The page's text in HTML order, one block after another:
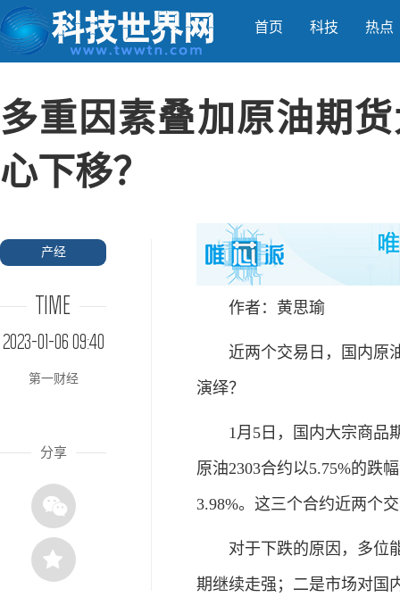
首页 科技 热点
多重因素叠加原油期
心下移？
产经
TIME
2023-01-06 09:40
第一财经
分享
作者：黄思瑜
近两个交易日，国内原油
演绎？
1月5日，国内大宗商品期
原油2303合约以5.75%的跌
3.98%。这三个合约近两个
对于下跌的原因，多位能
期继续走强；二是市场对国